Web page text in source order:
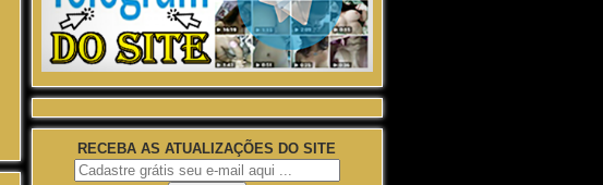
RECEBA AS ATUALIZAÇÕES DO SITE